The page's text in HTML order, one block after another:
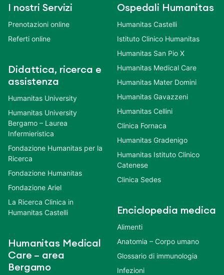
I nostri Servizi
Prenotazioni online
Referti online
Didattica, ricerca e
assistenza
Humanitas University
Humanitas University
Bergamo – Laurea
Infermieristica
Fondazione Humanitas per la
Ricerca
Fondazione Humanitas
Fondazione Ariel
La Ricerca Clinica in
Humanitas Castelli
Humanitas Medical
Care – area
Bergamo
Ospedali Humanitas
Humanitas Castelli
Istituto Clinico Humanitas
Humanitas San Pio X
Humanitas Medical Care
Humanitas Mater Domini
Humanitas Gavazzeni
Humanitas Cellini
Clinica Fornaca
Humanitas Gradenigo
Humanitas Istituto Clinico
Catenese
Clinica Sedes
Enciclopedia medica
Alimenti
Anatomia – Corpo umano
Glossario di immunologia
Infezioni